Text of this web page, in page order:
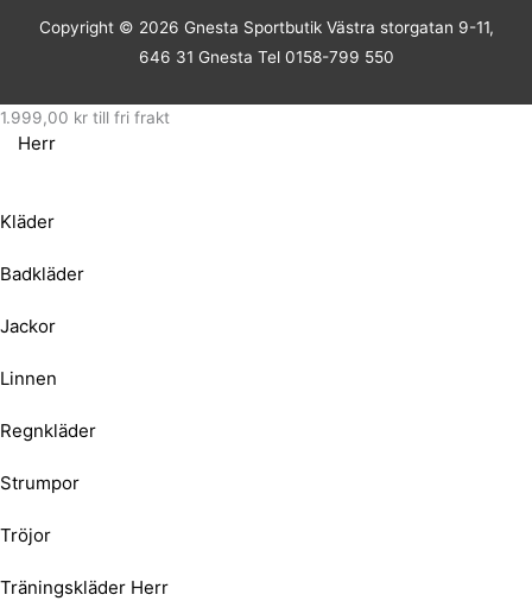
Copyright © 2026 Gnesta SportbutikVästra storgatan 9-11,
646 31 Gnesta Tel 0158-799 550
1.999,00 kr till fri frakt
Herr
Kläder
Badkläder
Jackor
Linnen
Regnkläder
Strumpor
Tröjor
Träningskläder Herr